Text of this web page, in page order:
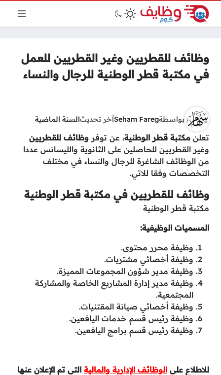
وظائف للقطريين وغير القطريين للعمل
في مكتبة قطر الوطنية للرجال والنساء
بواسطةSeham Faregآخر تحديثالسنة الماضية
تعلن مكتبة قطر الوطنية، عن توفر وظائف للقطريين
وغير القطريين للحاصلين على الثانوية والليسانس عددا
من الوظائف الشاغرة للرجال والنساء في مختلف
التخصصات وفقا للاتي.
وظائف للقطريين في مكتبة قطر الوطنية
مكتبة قطر الوطنية
المسميات الوظيفية:
وظيفة محرر محتوى.
وظيفة أخصائي مشتريات.
وظيفة مدير شؤون المجموعات المميزة.
وظيفة مدير إدارة المشاريع الخاصة والمشاركة
المجتمعية.
وظيفة أخصائي صيانة المقتنيات.
وظيفة رئيس قسم خدمات اليافعين.
وظيفة رئيس قسم برامج اليافعين.
للاطلاع على الوظائف الإدارية والمالية التي تم الإعلان عنها